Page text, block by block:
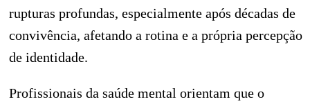
rupturas profundas, especialmente após décadas de
convivência, afetando a rotina e a própria percepção
de identidade.
Profissionais da saúde mental orientam que o